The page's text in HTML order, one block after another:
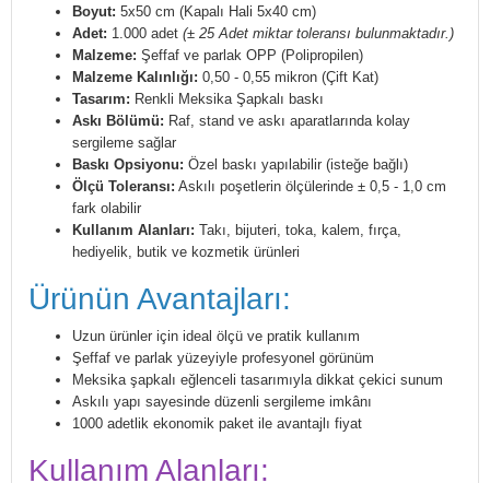
Boyut: 5x50 cm (Kapalı Hali 5x40 cm)
Adet: 1.000 adet (± 25 Adet miktar toleransı bulunmaktadır.)
Malzeme: Şeffaf ve parlak OPP (Polipropilen)
Malzeme Kalınlığı: 0,50 - 0,55 mikron (Çift Kat)
Tasarım: Renkli Meksika Şapkalı baskı
Askı Bölümü: Raf, stand ve askı aparatlarında kolay
sergileme sağlar
Baskı Opsiyonu: Özel baskı yapılabilir (isteğe bağlı)
Ölçü Toleransı: Askılı poşetlerin ölçülerinde ± 0,5 - 1,0 cm
fark olabilir
Kullanım Alanları: Takı, bijuteri, toka, kalem, fırça,
hediyelik, butik ve kozmetik ürünleri
Ürünün Avantajları:
Uzun ürünler için ideal ölçü ve pratik kullanım
Şeffaf ve parlak yüzeyiyle profesyonel görünüm
Meksika şapkalı eğlenceli tasarımıyla dikkat çekici sunum
Askılı yapı sayesinde düzenli sergileme imkânı
1000 adetlik ekonomik paket ile avantajlı fiyat
Kullanım Alanları: